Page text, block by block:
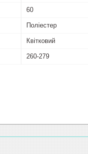
60
Поліестер
Квітковий
260-279